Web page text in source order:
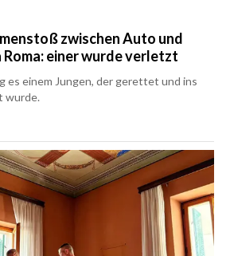
zwischen Auto und
einer wurde verletzt
es einem Jungen, der gerettet und ins
wurde.